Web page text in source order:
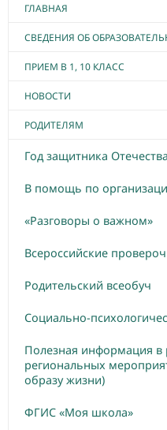
ГЛАВНАЯ
СВЕДЕНИЯ ОБ
ПРИЕМ В 1, 10 КЛАСС
НОВОСТИ
РОДИТЕЛЯМ
Год защитника Отечества
В помощь по
«Разговоры о важном»
Всероссийские
Родительский всеобуч
Социально-
Полезная информация
региональных
образу жизни)
ФГИС «Моя школа»